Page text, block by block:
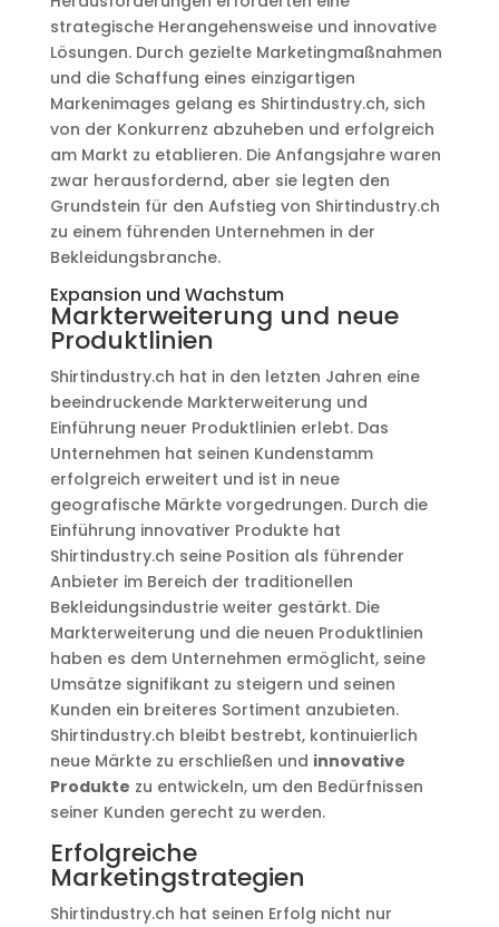
strategische Herangehensweise und innovative
Lösungen. Durch gezielte Marketingmaßnahmen
und die Schaffung eines einzigartigen
Markenimages gelang es Shirtindustry.ch, sich
von der Konkurrenz abzuheben und erfolgreich
am Markt zu etablieren. Die Anfangsjahre waren
zwar herausfordernd, aber sie legten den
Grundstein für den Aufstieg von Shirtindustry.ch
zu einem führenden Unternehmen in der
Bekleidungsbranche.
Expansion und Wachstum
Markterweiterung und neue
Produktlinien
Shirtindustry.ch hat in den letzten Jahren eine
beeindruckende Markterweiterung und
Einführung neuer Produktlinien erlebt. Das
Unternehmen hat seinen Kundenstamm
erfolgreich erweitert und ist in neue
geografische Märkte vorgedrungen. Durch die
Einführung innovativer Produkte hat
Shirtindustry.ch seine Position als führender
Anbieter im Bereich der traditionellen
Bekleidungsindustrie weiter gestärkt. Die
Markterweiterung und die neuen Produktlinien
haben es dem Unternehmen ermöglicht, seine
Umsätze signifikant zu steigern und seinen
Kunden ein breiteres Sortiment anzubieten.
Shirtindustry.ch bleibt bestrebt, kontinuierlich
neue Märkte zu erschließen und innovative
Produkte zu entwickeln, um den Bedürfnissen
seiner Kunden gerecht zu werden.
Erfolgreiche
Marketingstrategien
Shirtindustry.ch hat seinen Erfolg nicht nur